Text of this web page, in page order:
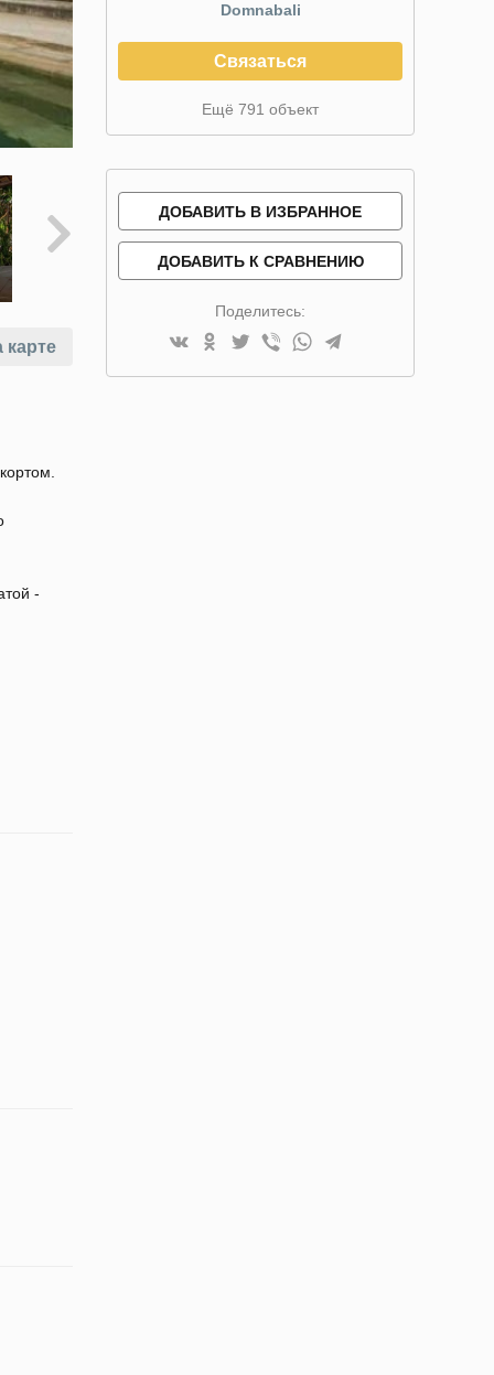
карте
-
Domnabali
Связаться
Ещё 791 объект
ДОБАВИТЬ В ИЗБРАННОЕ
ДОБАВИТЬ К СРАВНЕНИЮ
Поделитесь: